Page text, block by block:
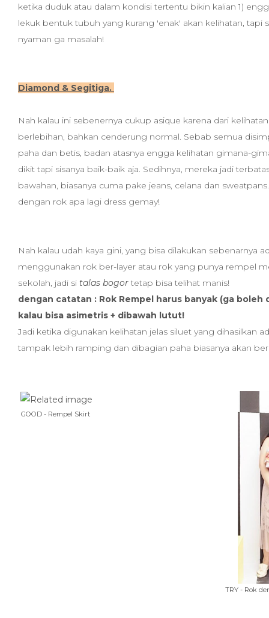
ketika duduk atau dalam kondisi tertentu bikin kalian 1)
lekuk bentuk tubuh yang kurang 'enak' akan kelihatan, tapi
nyaman ga masalah!
Diamond & Segitiga.
Nah kalau ini sebenernya cukup asique karena dari
berlebihan, bahkan cenderung normal. Sebab semua
paha dan betis, badan atasnya engga kelihatan gimana-
dikit tapi sisanya baik-baik aja. Sedihnya, mereka jadi
bawahan, biasanya cuma pake jeans, celana dan
dengan rok apa lagi dress gemay!
Nah kalau udah kaya gini, yang bisa dilakukan sebenarnya
menggunakan rok ber-layer atau rok yang punya rempel
sekolah, jadi si talas bogor tetap bisa telihat manis!
dengan catatan : Rok Rempel harus banyak (ga
kalau bisa asimetris + dibawah lutut!
Jadi ketika digunakan kelihatan jelas siluet yang dihasilkan
tampak lebih ramping dan dibagian paha biasanya akan
GOOD - Rempel Skirt
TRY - Rok